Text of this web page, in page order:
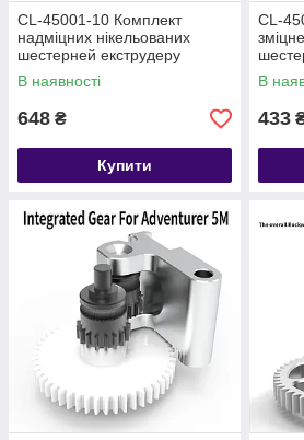
CL-45001-10 Комплект
надміцних нікельованих
шестерней екструдеру
принтерів Creality K1 K1C K1
Max
В наявності
648 ₴
Купити
CL-
В
433